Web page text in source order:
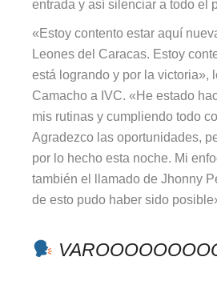
entrada y así silenciar a todo el
«Estoy contento estar aquí
Leones del Caracas. Estoy
está logrando y por la victoria»,
Camacho a IVC. «He estado
mis rutinas y cumpliendo todo
Agradezco las oportunidades,
por lo hecho esta noche. Mi
también el llamado de Jhonny
de esto pudo haber sido